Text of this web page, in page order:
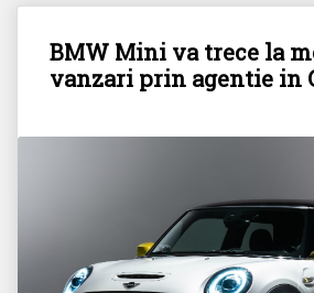
BMW Mini va trece la
vanzari prin agentie in